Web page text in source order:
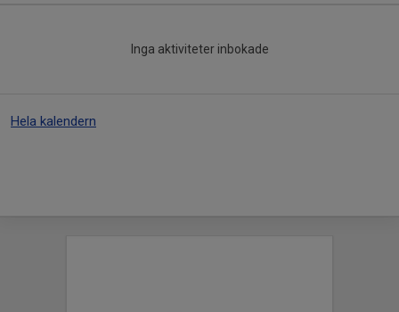
Inga aktiviteter inbokade
Hela kalendern